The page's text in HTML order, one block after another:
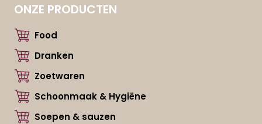
ONZE PRODUCTEN
Food
Dranken
Zoetwaren
Schoonmaak & Hygiëne
Soepen & sauzen